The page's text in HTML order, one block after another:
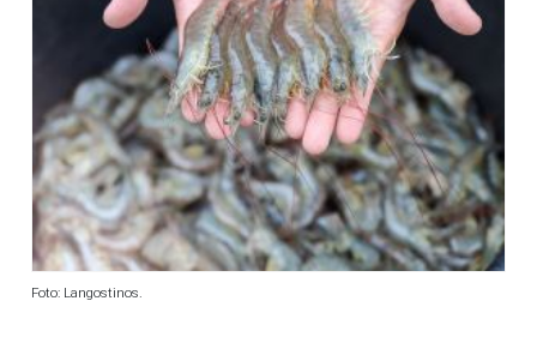
Foto: Langostinos.